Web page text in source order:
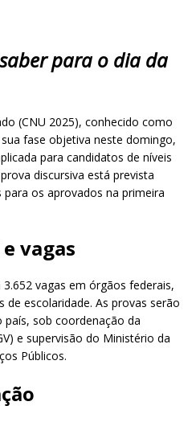
para o dia da
(CNU 2025), conhecido como
fase objetiva neste domingo,
para candidatos de níveis
discursiva está prevista
os aprovados na primeira
vagas
vagas em órgãos federais,
de escolaridade. As provas serão
país, sob coordenação da
e supervisão do Ministério da
Públicos.